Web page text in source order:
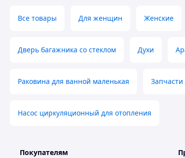
Все товары Для женщин Женские
Дверь багажника со стеклом Духи
Раковина для ванной маленькая
Насос циркуляционный для отопления
Покупателям